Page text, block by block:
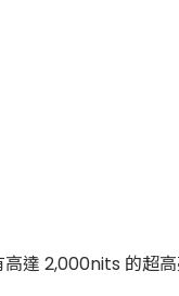
達 2,000nits 的超